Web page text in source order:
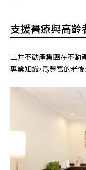
支援醫療與高齡
三井不動產集團在不動
專業知識，爲豐富的老